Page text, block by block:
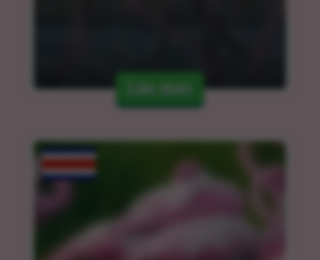
Läs mer